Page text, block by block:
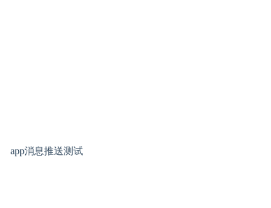
app消息推送测试